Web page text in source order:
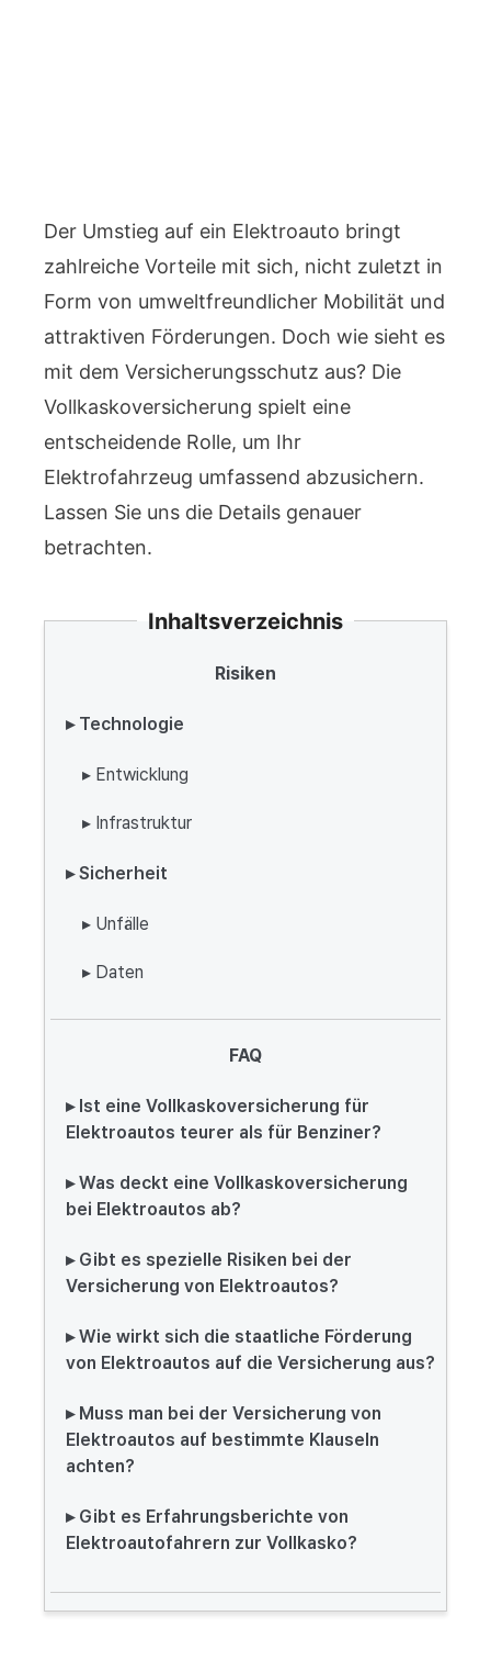
Der Umstieg auf ein Elektroauto bringt
zahlreiche Vorteile mit sich, nicht zuletzt in
Form von umweltfreundlicher Mobilität und
attraktiven Förderungen. Doch wie sieht es
mit dem Versicherungsschutz aus? Die
Vollkaskoversicherung spielt eine
entscheidende Rolle, um Ihr
Elektrofahrzeug umfassend abzusichern.
Lassen Sie uns die Details genauer
betrachten.
Inhaltsverzeichnis
Risiken
▸ Technologie
▸ Entwicklung
▸ Infrastruktur
▸ Sicherheit
▸ Unfälle
▸ Daten
FAQ
▸ Ist eine Vollkaskoversicherung für
Elektroautos teurer als für Benziner?
▸ Was deckt eine Vollkaskoversicherung
bei Elektroautos ab?
▸ Gibt es spezielle Risiken bei der
Versicherung von Elektroautos?
▸ Wie wirkt sich die staatliche Förderung
von Elektroautos auf die Versicherung aus?
▸ Muss man bei der Versicherung von
Elektroautos auf bestimmte Klauseln
achten?
▸ Gibt es Erfahrungsberichte von
Elektroautofahrern zur Vollkasko?